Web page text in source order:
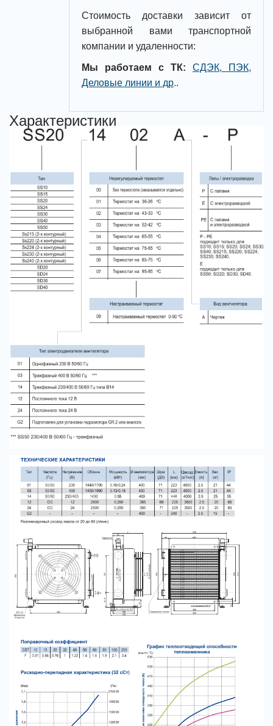
Стоимость доставки зависит от
выбранной вами транспортной
компании и удаленности:
Мы работаем с ТК:
СДЭК, ПЭК,
Деловые линии и др..
Характеристики